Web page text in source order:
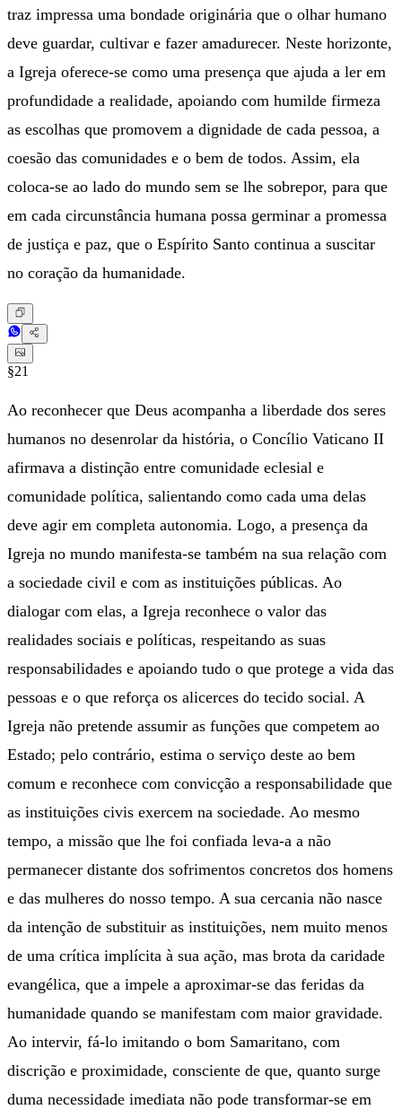
traz impressa uma bondade originária que o olhar humano
deve guardar, cultivar e fazer amadurecer. Neste horizonte,
a Igreja oferece-se como uma presença que ajuda a ler em
profundidade a realidade, apoiando com humilde firmeza
as escolhas que promovem a dignidade de cada pessoa, a
coesão das comunidades e o bem de todos. Assim, ela
coloca-se ao lado do mundo sem se lhe sobrepor, para que
em cada circunstância humana possa germinar a promessa
de justiça e paz, que o Espírito Santo continua a suscitar
no coração da humanidade.
§21
Ao reconhecer que Deus acompanha a liberdade dos seres
humanos no desenrolar da história, o Concílio Vaticano II
afirmava a distinção entre comunidade eclesial e
comunidade política, salientando como cada uma delas
deve agir em completa autonomia. Logo, a presença da
Igreja no mundo manifesta-se também na sua relação com
a sociedade civil e com as instituições públicas. Ao
dialogar com elas, a Igreja reconhece o valor das
realidades sociais e políticas, respeitando as suas
responsabilidades e apoiando tudo o que protege a vida das
pessoas e o que reforça os alicerces do tecido social. A
Igreja não pretende assumir as funções que competem ao
Estado; pelo contrário, estima o serviço deste ao bem
comum e reconhece com convicção a responsabilidade que
as instituições civis exercem na sociedade. Ao mesmo
tempo, a missão que lhe foi confiada leva-a a não
permanecer distante dos sofrimentos concretos dos homens
e das mulheres do nosso tempo. A sua cercania não nasce
da intenção de substituir as instituições, nem muito menos
de uma crítica implícita à sua ação, mas brota da caridade
evangélica, que a impele a aproximar-se das feridas da
humanidade quando se manifestam com maior gravidade.
Ao intervir, fá-lo imitando o bom Samaritano, com
discrição e proximidade, consciente de que, quanto surge
duma necessidade imediata não pode transformar-se em